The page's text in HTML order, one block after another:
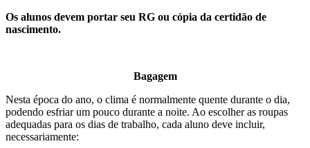
Os alunos devem portar seu RG ou cópia da certidão de
nascimento.
Bagagem
Nesta época do ano, o clima é normalmente quente durante o dia,
podendo esfriar um pouco durante a noite. Ao escolher as roupas
adequadas para os dias de trabalho, cada aluno deve incluir,
necessariamente: